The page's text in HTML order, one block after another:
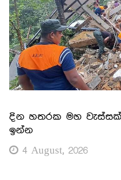
දින හතරක මහ
ඉන්න
4 August, 2026